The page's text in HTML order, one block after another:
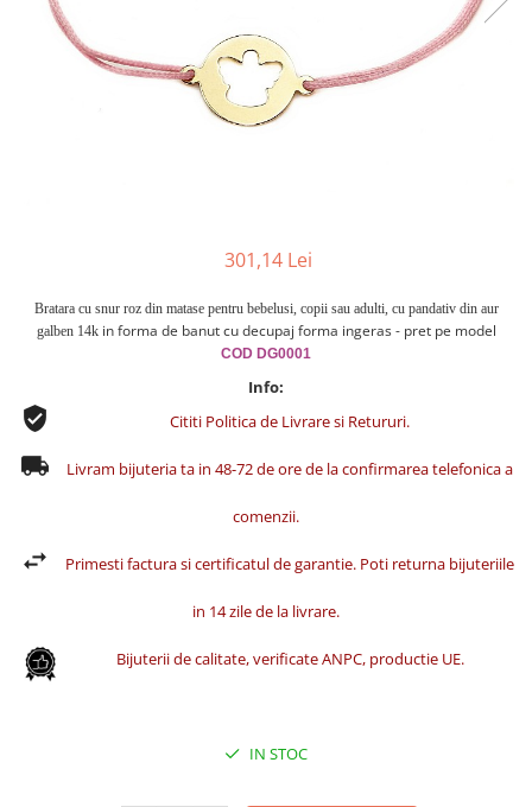
Cercei din aur dama
Cercei de aur lungi cu lant
Cercei din aur tortite
301,14 Lei
Bratara cu snur roz din matase pentru bebelusi, copii sau adulti, cu pandativ din aur
galben 14k in forma de banut cu decupaj forma ingeras - pret pe model
COD DG0001
Info:
Cititi Politica de Livrare si Retururi.
Livram bijuteria ta in 48-72 de ore de la confirmarea telefonica a
comenzii.
Primesti factura si certificatul de garantie. Poti returna bijuteriile
in 14 zile de la livrare.
Bijuterii de calitate, verificate ANPC, productie UE.
IN STOC